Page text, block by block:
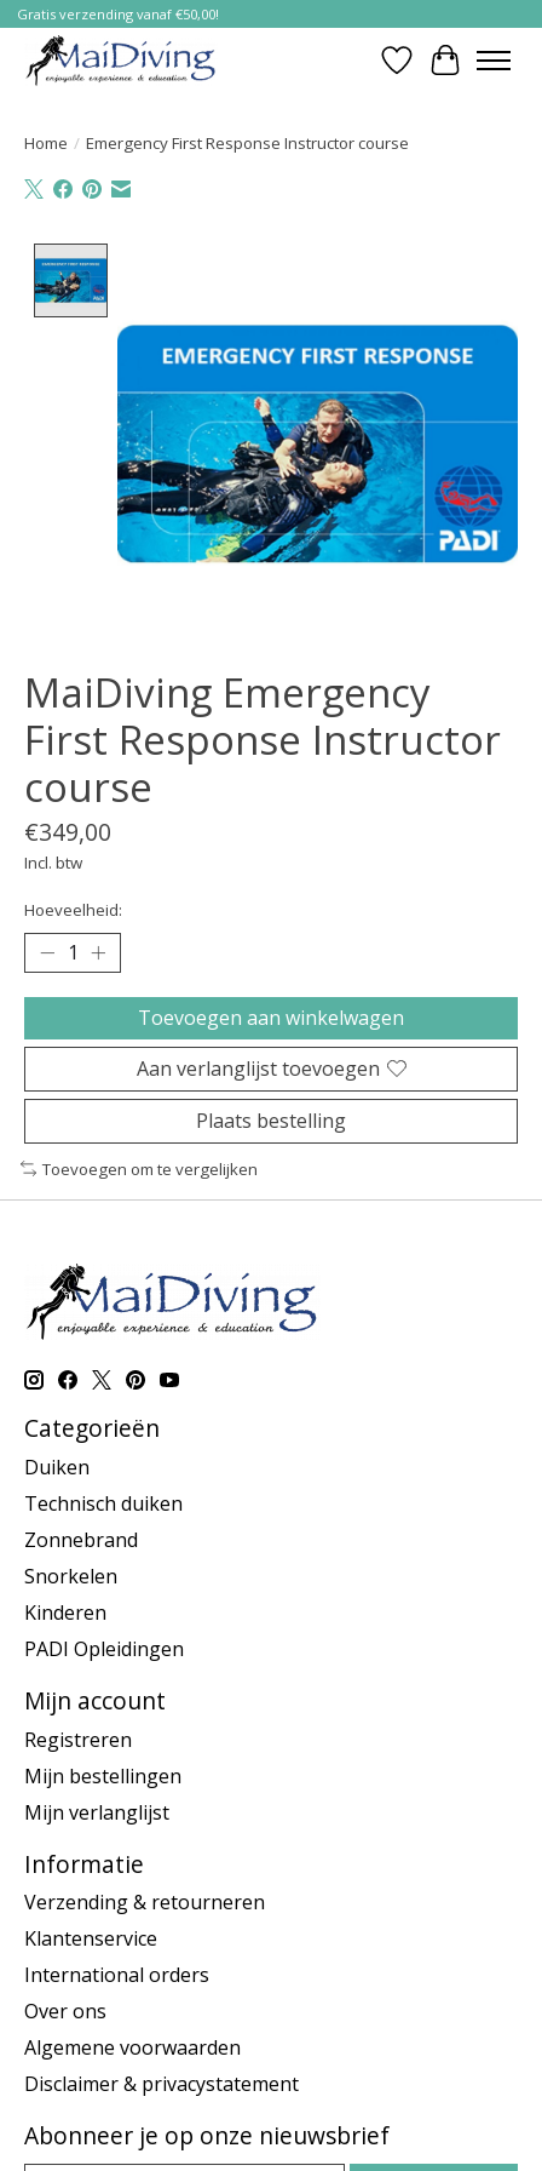
Gratis verzending vanaf €50,00!
Verlanglijst
Home / Emergency First Response Instructor course
MaiDiving Emergency
First Response Instructor
course
€349,00
Incl. btw
Hoeveelheid:
Toevoegen aan winkelwagen
Aan verlanglijst toevoegen
Plaats bestelling
Toevoegen om te vergelijken
Categorieën
Duiken
Technisch duiken
Zonnebrand
Snorkelen
Kinderen
PADI Opleidingen
Mijn account
Registreren
Mijn bestellingen
Mijn verlanglijst
Informatie
Verzending & retourneren
Klantenservice
International orders
Over ons
Algemene voorwaarden
Disclaimer & privacystatement
Abonneer je op onze nieuwsbrief